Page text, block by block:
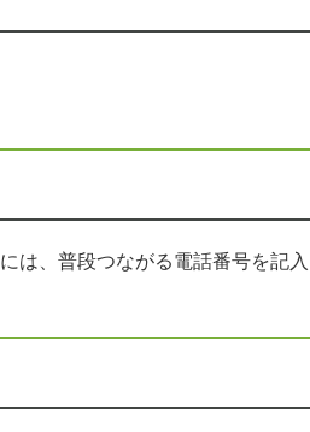
は、普段つながる電話番号を記入